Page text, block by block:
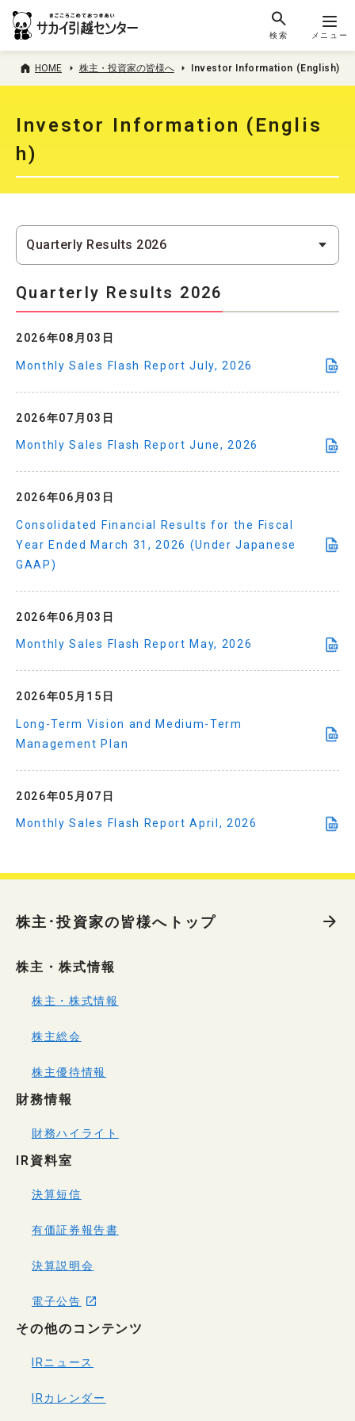
検索 メニュー
HOME 株主・投資家の皆様へ Investor Information (English)
Investor Information (Englis
h)
Quarterly Results 2026
2026年08月03日
Monthly Sales Flash Report July, 2026
2026年07月03日
Monthly Sales Flash Report June, 2026
2026年06月03日
Consolidated Financial Results for the Fiscal
Year Ended March 31, 2026 (Under Japanese
GAAP)
2026年06月03日
Monthly Sales Flash Report May, 2026
2026年05月15日
Long-Term Vision and Medium-Term
Management Plan
2026年05月07日
Monthly Sales Flash Report April, 2026
株主･投資家の皆様へトップ
株主・株式情報
株主・株式情報
株主総会
株主優待情報
財務情報
財務ハイライト
IR資料室
決算短信
有価証券報告書
決算説明会
電子公告
その他のコンテンツ
IRニュース
IRカレンダー